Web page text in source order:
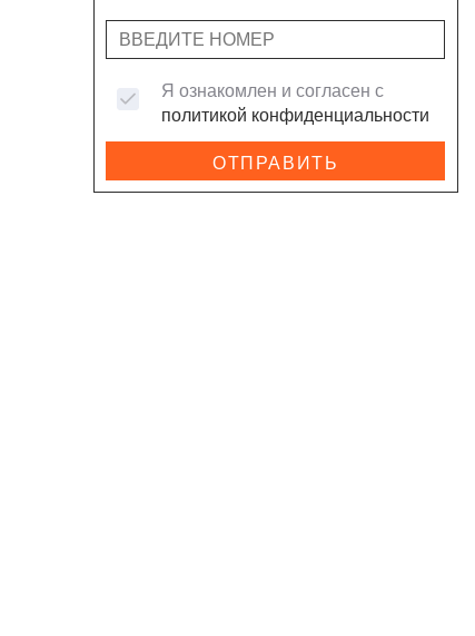
Я ознакомлен и согласен с
политикой конфиденциальности
ОТПРАВИТЬ